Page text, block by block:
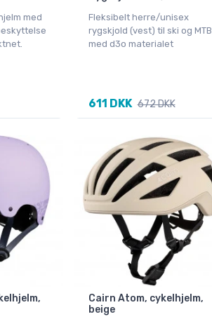
med
Fleksibelt herre/unisex
rygskjold (vest) til ski og MTB
med d3o materialet
611 DKK 672 DKK
Cairn Atom, cykelhjelm,
beige